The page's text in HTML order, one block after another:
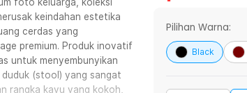
Sabtu - Minggu (08:00 - 20:00), Tutup pada Idul Fitri
- Minggu/ Libur Nasional (08:00 - 17:00)Selengkapnya
- Minggu/ Libur Nasional (08:00 - 17:00)
keindahan estetika
cerdas yang
premium. Produk inovatif
untuk menyembunyikan
duduk (stool) yang sangat
rangka kayu yang kokoh,
Pilihan Warna:
Black